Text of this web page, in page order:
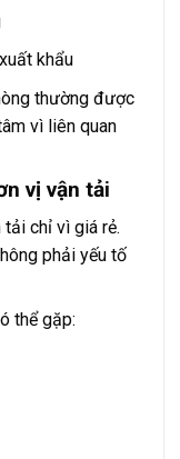
khẩu
thường được
vì liên quan
vị vận tải
tải chỉ vì giá rẻ.
phải yếu tố
thể gặp: